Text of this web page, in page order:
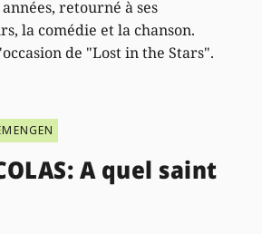
retourné à ses
la comédie et la chanson.
de "Lost in the Stars".
A quel saint